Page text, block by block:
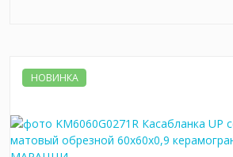
НОВИНКА